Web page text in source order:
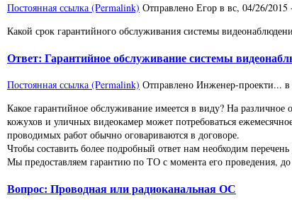
Постоянная ссылка (Permalink) Отправлено Егор в вс, 04/26/2015
Какой срок гарантийного обслуживания системы
Ответ: Гарантийное обслуживание системы
Постоянная ссылка (Permalink) Отправлено Инженер-проекти... в
Какое гарантийное обслуживание имеется в виду? На
кожухов и уличных видеокамер может потребоваться
проводимых работ обычно оговариваются в договоре.
Чтобы составить более подробный ответ нам необходим
Мы предоставляем гарантию по ТО с момента его проведения,
Вопрос: Проводная или радиоканальная ОС